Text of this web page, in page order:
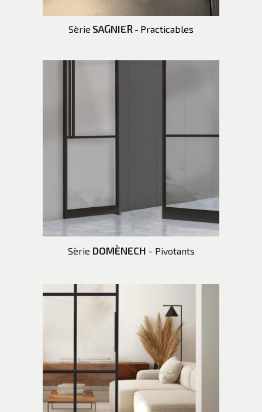
Sèrie SAGNIER - Practicables
Sèrie DOMÈNECH - Pivotants